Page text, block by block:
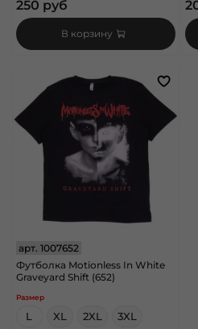
250 руб
В корзину
арт. 1007652
Футболка Motionless In White
Graveyard Shift (652)
Размер
L XL 2XL 3XL